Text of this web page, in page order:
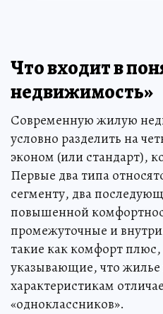
Что входит в
недвижимость»
Современную жилую
условно разделить на
эконом (или стандарт),
Первые два типа
сегменту, два
повышенной
промежуточные и
такие как комфорт
указывающие, что
характеристикам
«одноклассников».